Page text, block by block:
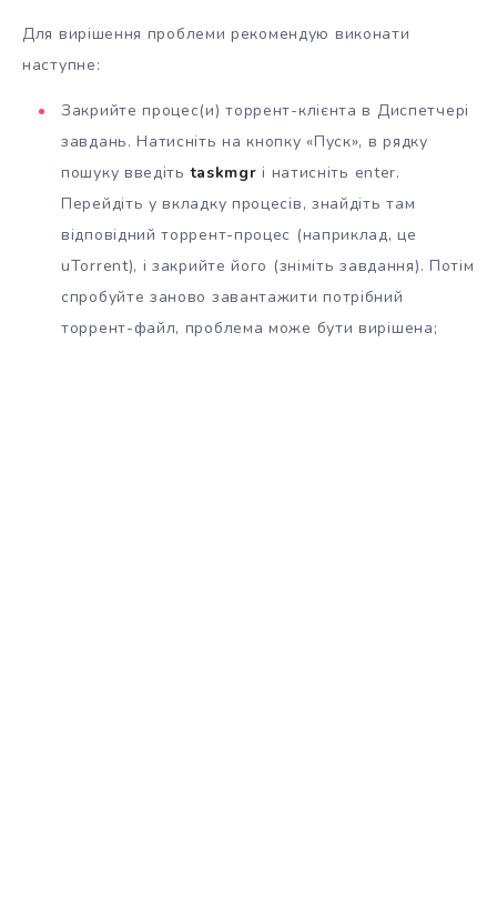
Для вирішення проблеми рекомендую виконати
наступне:
Закрийте процес(и) торрент-клієнта в Диспетчері
завдань. Натисніть на кнопку «Пуск», в рядку
пошуку введітьtaskmgr і натисніть enter.
Перейдіть у вкладку процесів, знайдіть там
відповідний торрент-процес (наприклад, це
uTorrent), і закрийте його (зніміть завдання). Потім
спробуйте заново завантажити потрібний
торрент-файл, проблема може бути вирішена;